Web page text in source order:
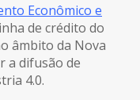
Econômico e
de crédito do
âmbito da Nova
a difusão de
4.0.